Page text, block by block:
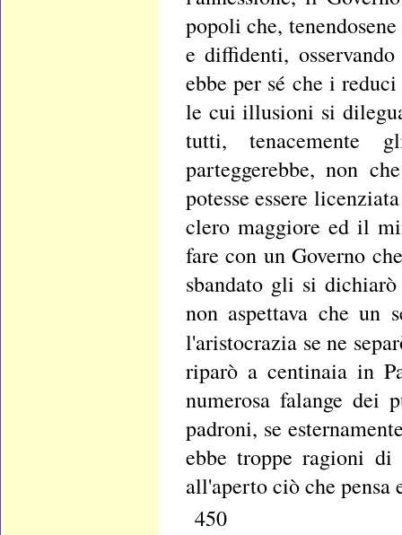
popoli che,
e diffidenti,
ebbe per sé che i
le cui illusioni si
tutti, tenacemente
parteggerebbe, non
potesse essere
clero maggiore ed il
fare con un Governo
sbandato gli si
non aspettava che un
l'aristocrazia se ne
riparò a centinaia in
numerosa falange dei
padroni, se
ebbe troppe ragioni di
all'aperto ciò che pensa
450